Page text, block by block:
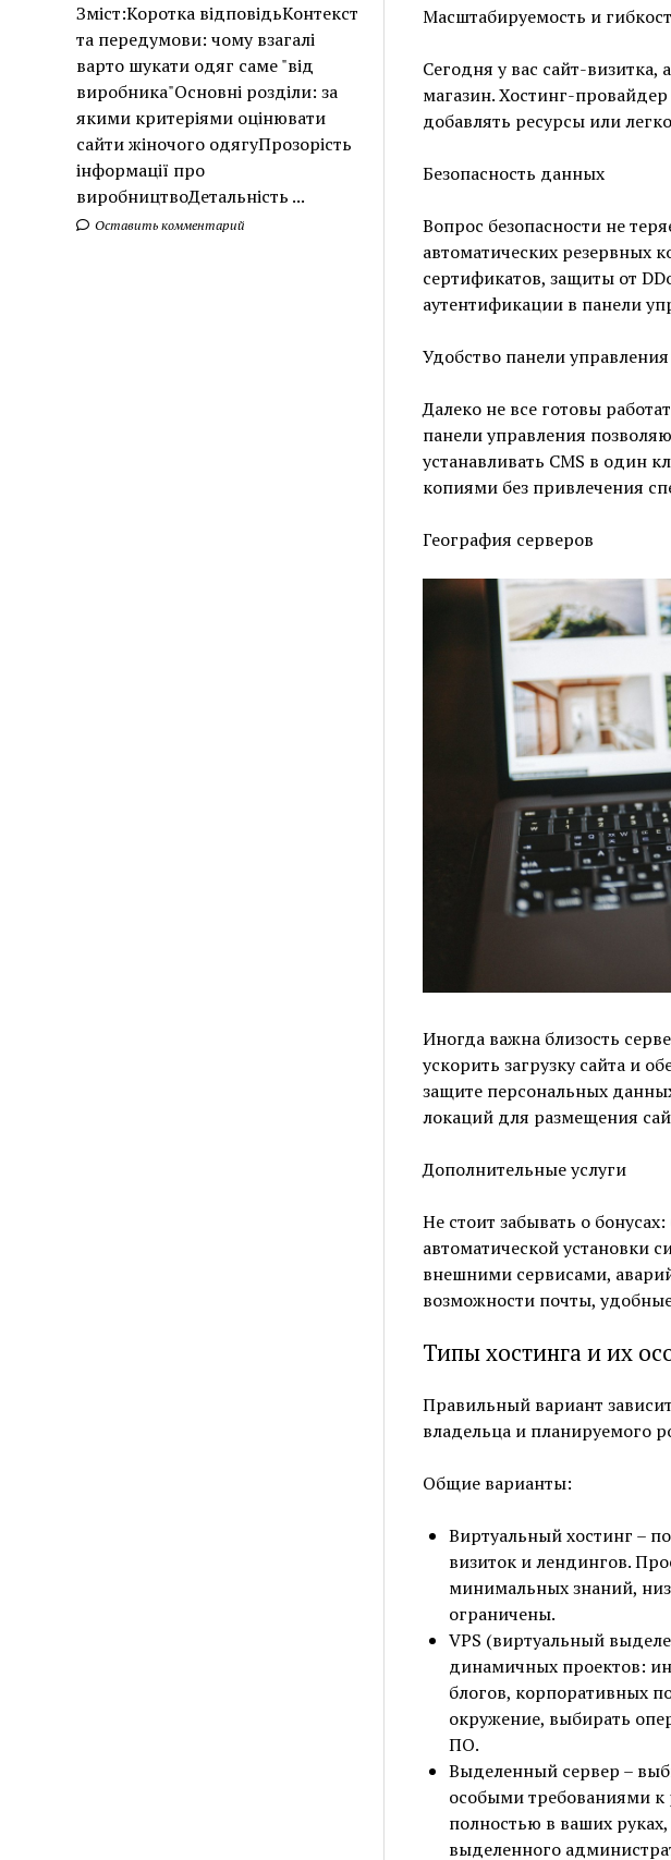
Зміст:Коротка відповідьКонтекст
та передумови: чому взагалі
варто шукати одяг саме "від
виробника"Основні розділи: за
якими критеріями оцінювати
сайти жіночого одягуПрозорість
інформації про
виробництвоДетальність ...
Оставить комментарий
Масштабируемость и
Сегодня у вас сайт-визитка,
магазин. Хостинг-
добавлять ресурсы или
Безопасность данных
Вопрос безопасности не
автоматических резервных
сертификатов, защиты от
аутентификации в панели
Удобство панели управления
Далеко не все готовы
панели управления
устанавливать CMS в один
копиями без привлечения
География серверов
Иногда важна близость
ускорить загрузку сайта и
защите персональных
локаций для размещения
Дополнительные услуги
Не стоит забывать о
автоматической установки
внешними сервисами,
возможности почты,
Типы хостинга и их
Правильный вариант
владельца и планируемого
Общие варианты:
Виртуальный хостинг –
визиток и лендингов.
минимальных знаний,
ограничены.
VPS (виртуальный
динамичных проектов:
блогов, корпоративных
окружение, выбирать
ПО.
Выделенный сервер –
особыми требованиями к
полностью в ваших
выделенного